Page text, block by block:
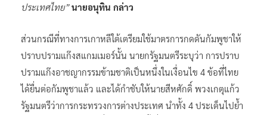
ประเทศไทย” นายอนุทิน กล่าว
ส่วนกรณีที่ทางการเกาหลีใต้เตรียมใช้มาตรการกดดันกัมพูชาให้
ปราบปรามแก๊งสแกมเมอร์นั้น นายกรัฐมนตรีระบุว่า การปราบ
ปรามแก๊งอาชญากรรมข้ามชาติเป็นหนึ่งในเงื่อนไข 4 ข้อที่ไทย
ได้ยื่นต่อกัมพูชาแล้ว และได้กำชับให้นายสีหศักดิ์ พวงเกตุแก้ว
รัฐมนตรีว่าการกระทรวงการต่างประเทศ นำทั้ง 4 ประเด็นไปย้ำ